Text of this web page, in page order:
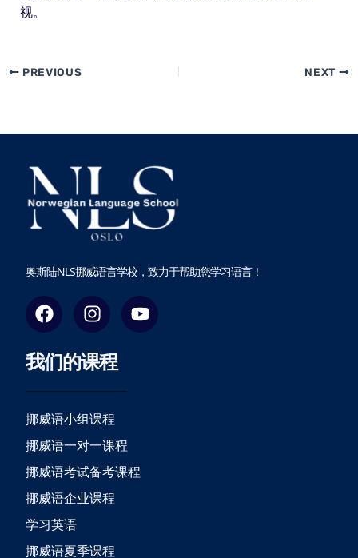
视。
PREVIOUS NEXT
奥斯陆NLS挪威语言学校，致力于帮助您学习语言！
F
a
c
e
b
o
o
k
I
n
s
t
a
g
r
a
m
Y
o
u
我们的课程
挪威语小组课程
挪威语一对一课程
挪威语考试备考课程
挪威语企业课程
学习英语
挪威语夏季课程